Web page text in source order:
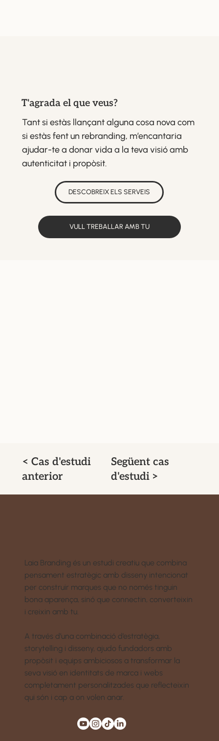
< Cas d'estudi
anterior
Següent cas
d'estudi >
T'agrada el que veus?
Tant si estàs llançant alguna cosa nova com
si estàs fent un rebranding, m’encantaria
ajudar-te a donar vida a la teva visió amb
autenticitat i propòsit.
DESCOBREIX ELS SERVEIS
VULL TREBALLAR AMB TU
Laia Branding és un estudi creatiu que combina
pensament estratègic amb disseny intencionat
per construir marques que no només tinguin
bona aparença, sinó que connectin, converteixin
i creixin amb tu.
A través d’una combinació d’estratègia,
storytelling i disseny, ajudo fundadors amb
propòsit i equips ambiciosos a transformar la
seva visió en identitats de marca i webs
completament personalitzades que reflecteixin
qui són i cap a on volen anar.